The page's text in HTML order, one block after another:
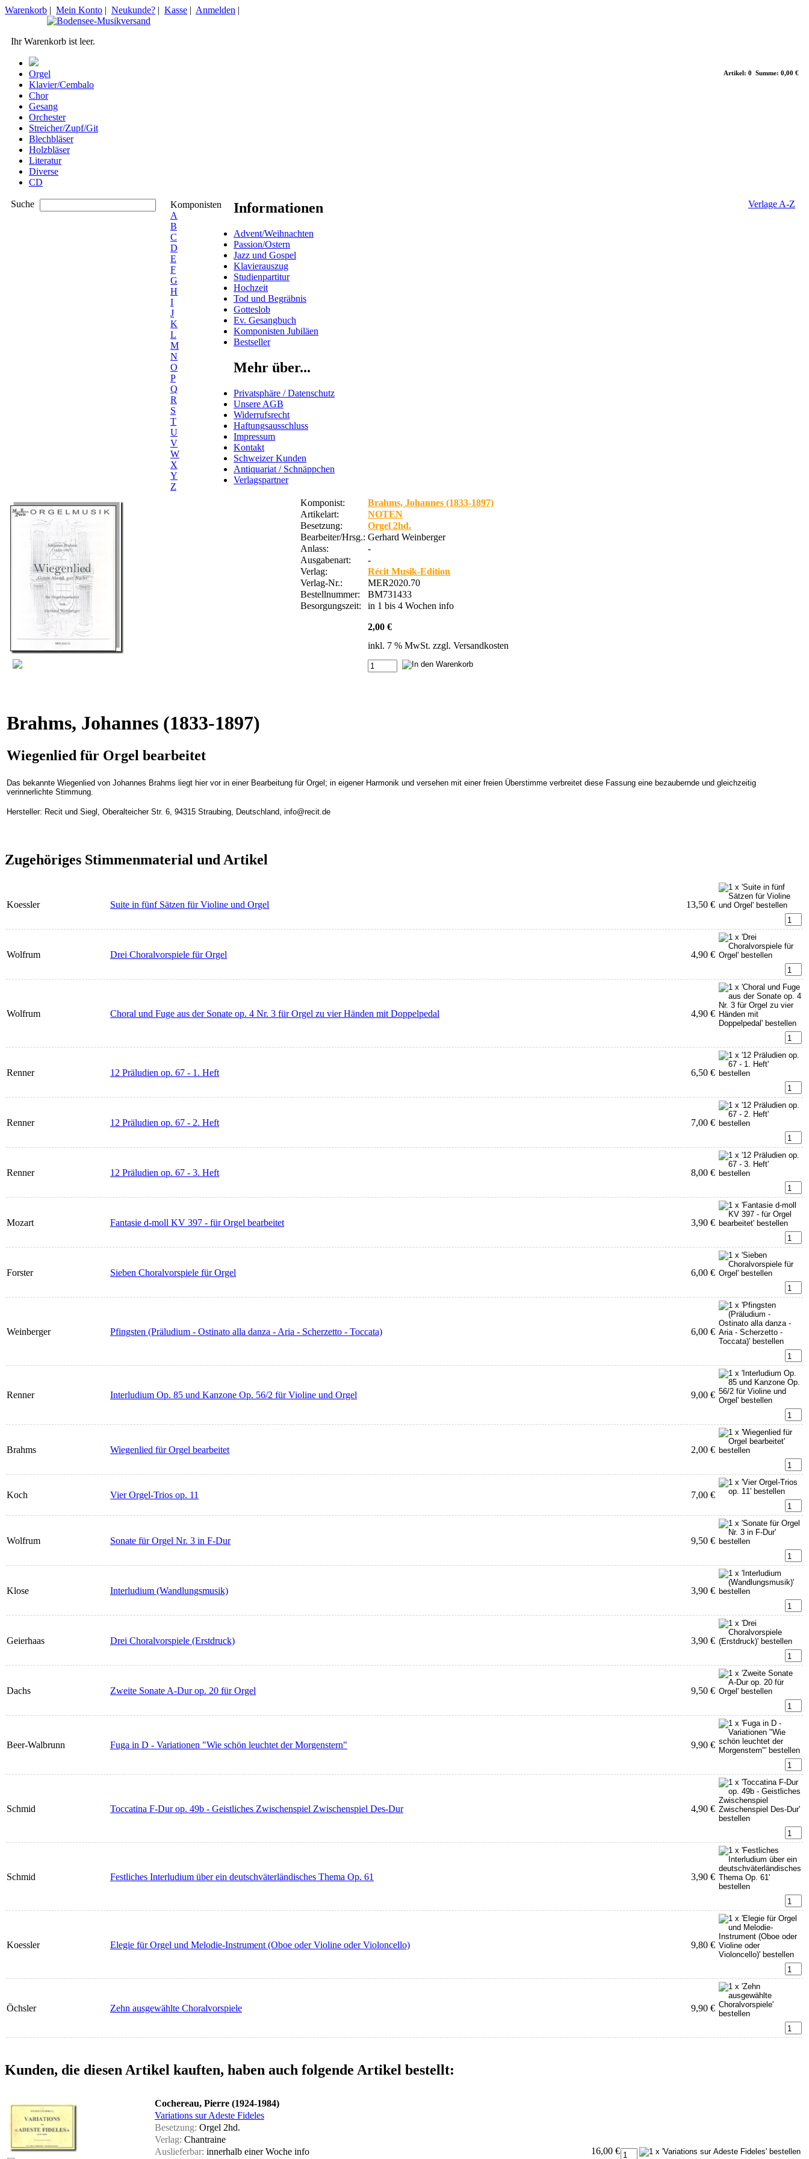
Artikel: 0 Summe: 0,00 €
Warenkorb | Mein Konto | Neukunde? | Kasse | Anmelden |
Ihr Warenkorb ist leer.
Orgel
Klavier/Cembalo
Chor
Gesang
Orchester
Streicher/Zupf/Git
Blechbläser
Holzbläser
Literatur
Diverse
CD
Suche
Komponisten
A
B
C
D
E
F
G
H
I
J
K
L
M
N
O
P
Q
R
S
T
U
V
W
X
Y
Z
Verlage A-Z
Informationen
Advent/Weihnachten
Passion/Ostern
Jazz und Gospel
Klavierauszug
Studienpartitur
Hochzeit
Tod und Begräbnis
Gotteslob
Ev. Gesangbuch
Komponisten Jubiläen
Bestseller
Mehr über...
Privatsphäre / Datenschutz
Unsere AGB
Widerrufsrecht
Haftungsausschluss
Impressum
Kontakt
Schweizer Kunden
Antiquariat / Schnäppchen
Verlagspartner
Komponist:
Brahms, Johannes (1833-1897)
Artikelart:
NOTEN
Besetzung:
Orgel 2hd.
Bearbeiter/Hrsg.: Gerhard Weinberger
Anlass:
-
Ausgabenart:
-
Verlag:
Récit Musik-Edition
Verlag-Nr.:
MER2020.70
Bestellnummer:
BM731433
Besorgungszeit:
in 1 bis 4 Wochen info
2,00 €
inkl. 7 % MwSt. zzgl. Versandkosten
Brahms, Johannes (1833-1897)
Wiegenlied für Orgel bearbeitet
Das bekannte Wiegenlied von Johannes Brahms liegt hier vor in einer Bearbeitung für Orgel; in eigener Harmonik und versehen mit einer freien Überstimme verbreitet diese Fassung eine bezaubernde und gleichzeitig
verinnerlichte Stimmung.
Hersteller: Recit und Siegl, Oberalteicher Str. 6, 94315 Straubing, Deutschland, info@recit.de
Zugehöriges Stimmenmaterial und Artikel
Koessler Suite in fünf Sätzen für Violine und Orgel 13,50 €
Wolfrum Drei Choralvorspiele für Orgel 4,90 €
Wolfrum Choral und Fuge aus der Sonate op. 4 Nr. 3 für Orgel zu vier Händen mit Doppelpedal 4,90 €
Renner 12 Präludien op. 67 - 1. Heft 6,50 €
Renner 12 Präludien op. 67 - 2. Heft 7,00 €
Renner 12 Präludien op. 67 - 3. Heft 8,00 €
Mozart Fantasie d-moll KV 397 - für Orgel bearbeitet 3,90 €
Forster Sieben Choralvorspiele für Orgel 6,00 €
Weinberger Pfingsten (Präludium - Ostinato alla danza - Aria - Scherzetto - Toccata) 6,00 €
Renner Interludium Op. 85 und Kanzone Op. 56/2 für Violine und Orgel 9,00 €
Brahms Wiegenlied für Orgel bearbeitet 2,00 €
Koch Vier Orgel-Trios op. 11 7,00 €
Wolfrum Sonate für Orgel Nr. 3 in F-Dur 9,50 €
Klose Interludium (Wandlungsmusik) 3,90 €
Geierhaas Drei Choralvorspiele (Erstdruck) 3,90 €
Dachs Zweite Sonate A-Dur op. 20 für Orgel 9,50 €
Beer-Walbrunn Fuga in D - Variationen "Wie schön leuchtet der Morgenstern" 9,90 €
Schmid Toccatina F-Dur op. 49b - Geistliches Zwischenspiel Zwischenspiel Des-Dur 4,90 €
Schmid Festliches Interludium über ein deutschväterländisches Thema Op. 61 3,90 €
Koessler Elegie für Orgel und Melodie-Instrument (Oboe oder Violine oder Violoncello) 9,80 €
Öchsler Zehn ausgewählte Choralvorspiele 9,90 €
Kunden, die diesen Artikel kauften, haben auch folgende Artikel bestellt:
Cochereau, Pierre (1924-1984)
Variations sur Adeste Fideles
Besetzung: Orgel 2hd.
Verlag: Chantraine
Auslieferbar: innerhalb einer Woche info 16,00 €